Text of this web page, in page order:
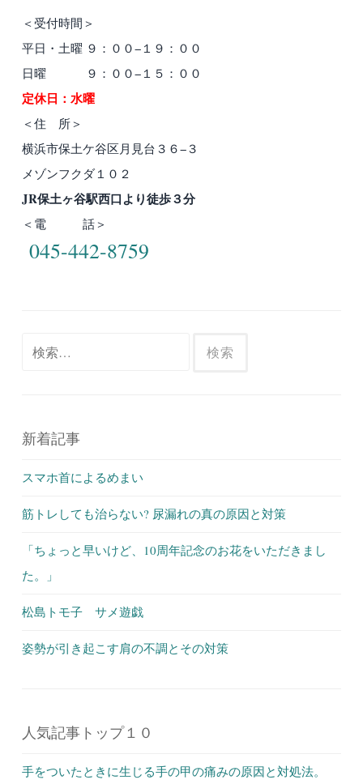
＜受付時間＞
平日・土曜 ９：００−１９：００
日曜 ９：００−１５：００
定休日：水曜
＜住 所＞
横浜市保土ケ谷区月見台３６−３
メゾンフクダ１０２
JR保土ヶ谷駅西口より徒歩３分
＜電 話＞
045-442-8759
新着記事
スマホ首によるめまい
筋トレしても治らない? 尿漏れの真の原因と対策
「ちょっと早いけど、10周年記念のお花をいただきまし
た。」
松島トモ子 サメ遊戯
姿勢が引き起こす肩の不調とその対策
人気記事トップ１０
手をついたときに生じる手の甲の痛みの原因と対処法。